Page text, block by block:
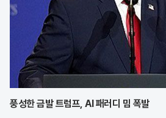
풍성한 금발 트럼프, AI 패러디 밈 폭발